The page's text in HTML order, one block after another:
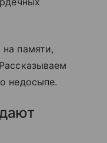
памяти,
недосыпе.